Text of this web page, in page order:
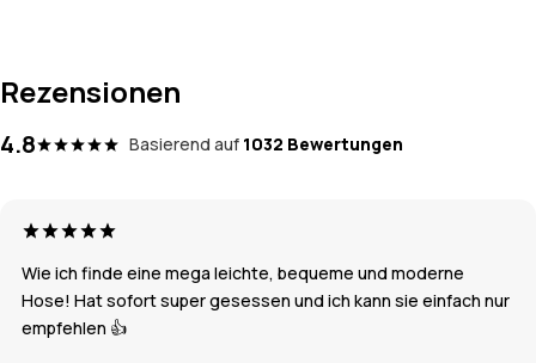
Rezensionen
4.8 Basierend auf 1032 Bewertungen
Wie ich finde eine mega leichte, bequeme und moderne
Hose! Hat sofort super gesessen und ich kann sie einfach nur
empfehlen 👍